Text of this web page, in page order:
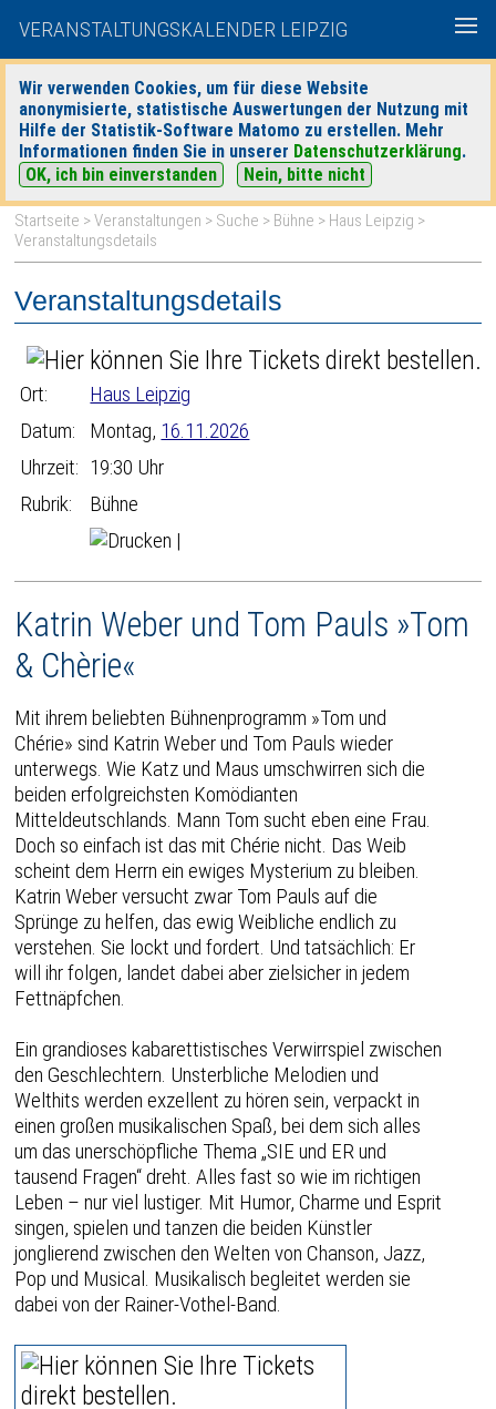
VERANSTALTUNGSKALENDER LEIPZIG
Wir verwenden Cookies, um für diese Website
anonymisierte, statistische Auswertungen der Nutzung mit
Hilfe der Statistik-Software Matomo zu erstellen. Mehr
Informationen finden Sie in unserer Datenschutzerklärung.
OK, ich bin einverstanden
Nein, bitte nicht
heute|morgen| Detaillierte Suche
Startseite >Veranstaltungen > Suche > Bühne > Haus Leipzig >
Veranstaltungsdetails
Veranstaltungsdetails
Ort:
Haus Leipzig
Datum:
Montag, 16.11.2026
Uhrzeit: 19:30 Uhr
Rubrik:
Bühne
|
Katrin Weber und Tom Pauls »Tom
& Chèrie«
Mit ihrem beliebten Bühnenprogramm »Tom und
Chérie» sind Katrin Weber und Tom Pauls wieder
unterwegs. Wie Katz und Maus umschwirren sich die
beiden erfolgreichsten Komödianten
Mitteldeutschlands. Mann Tom sucht eben eine Frau.
Doch so einfach ist das mit Chérie nicht. Das Weib
scheint dem Herrn ein ewiges Mysterium zu bleiben.
Katrin Weber versucht zwar Tom Pauls auf die
Sprünge zu helfen, das ewig Weibliche endlich zu
verstehen. Sie lockt und fordert. Und tatsächlich: Er
will ihr folgen, landet dabei aber zielsicher in jedem
Fettnäpfchen.
Ein grandioses kabarettistisches Verwirrspiel zwischen
den Geschlechtern. Unsterbliche Melodien und
Welthits werden exzellent zu hören sein, verpackt in
einen großen musikalischen Spaß, bei dem sich alles
um das unerschöpfliche Thema „SIE und ER und
tausend Fragen“ dreht. Alles fast so wie im richtigen
Leben – nur viel lustiger. Mit Humor, Charme und Esprit
singen, spielen und tanzen die beiden Künstler
jonglierend zwischen den Welten von Chanson, Jazz,
Pop und Musical. Musikalisch begleitet werden sie
dabei von der Rainer-Vothel-Band.